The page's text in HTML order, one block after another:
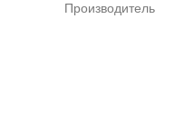
Производитель